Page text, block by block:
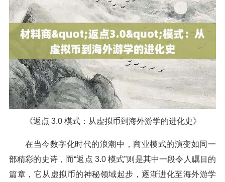
《返点 3.0 模式：从虚拟币到海外游学的进化史》
在当今数字化时代的浪潮中，商业模式的演变如同一
部精彩的史诗，而“返点 3.0 模式”则是其中一段令人瞩目的
篇章，它从虚拟币的神秘领域起步，逐渐进化至海外游学